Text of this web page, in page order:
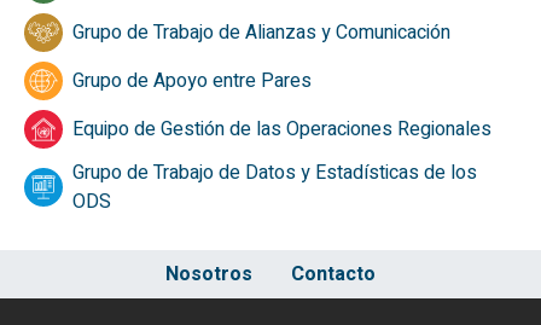
Grupo de Trabajo de Alianzas y Comunicación
Grupo de Apoyo entre Pares
Equipo de Gestión de las Operaciones Regionales
Grupo de Trabajo de Datos y Estadísticas de los
ODS
Nosotros Contacto